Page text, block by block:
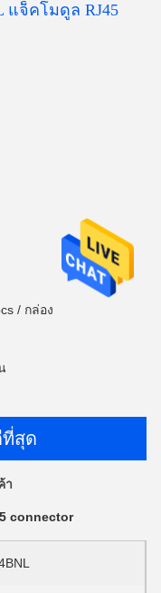
แจ็คโมดูล RJ45
/ กล่อง
สุด
า
connector